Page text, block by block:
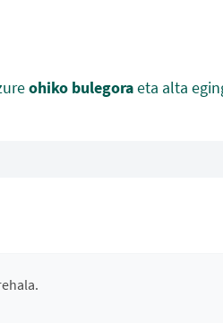
ohiko bulegoraeta alta